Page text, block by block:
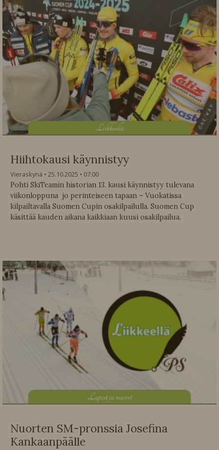
Liikkeellä
Hiihtokausi käynnistyy
Vieraskynä 25.10.2025
07:00
Pohti SkiTeamin historian 13. kausi käynnistyy tulevana
viikonloppuna jo perinteiseen tapaan – Vuokatissa
kilpailtavalla Suomen Cupin osakilpailulla. Suomen Cup
käsittää kauden aikana kaikkiaan kuusi osakilpailua.
Lapset ja nuoret
Nuorten SM-pronssia Josefina
Kankaanpäälle